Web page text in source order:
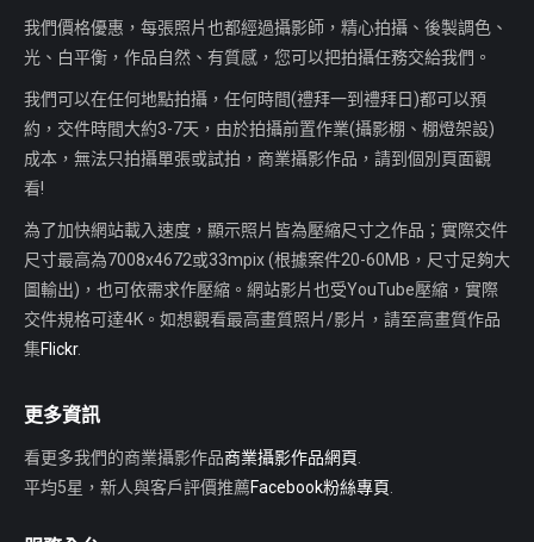
我們價格優惠，每張照片也都經過攝影師，精心拍攝、後製調色、
光、白平衡，作品自然、有質感，您可以把拍攝任務交給我們。
我們可以在任何地點拍攝，任何時間(禮拜一到禮拜日)都可以預
約，交件時間大約3-7天，由於拍攝前置作業(攝影棚、棚燈架設)
成本，無法只拍攝單張或試拍，商業攝影作品，請到個別頁面觀
看!
為了加快網站載入速度，顯示照片皆為壓縮尺寸之作品；實際交件
尺寸最高為7008x4672或33mpix (根據案件20-60MB，尺寸足夠大
圖輸出)，也可依需求作壓縮。網站影片也受YouTube壓縮，實際
交件規格可達4K。如想觀看最高畫質照片/影片，請至高畫質作品
集Flickr.
更多資訊
看更多我們的商業攝影作品商業攝影作品網頁.
平均5星，新人與客戶評價推薦Facebook粉絲專頁.